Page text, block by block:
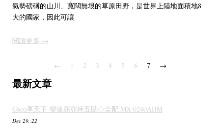
氣勢磅礡的山川、寬闊無垠的草原田野，是世界上陸地面積地8
大的國家，因此可讓
閱讀更多 →
← 1 2 3 4 5 6 7 →
最新文章
Coco享天下-變速窈窕棒五貼心全配 MX-0240AHM
Dec 29, 22